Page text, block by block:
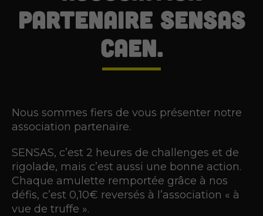
partenaire SENSAS
Caen.
Nous sommes fiers de vous présenter notre
association partenaire.
SENSAS, c’est 2 heures de challenges et de
rigolade, mais c’est aussi une bonne action.
Chaque amulette remportée grâce à nos
défis, c’est 0,10€ reversés à l’association « à
vue de truffe ».